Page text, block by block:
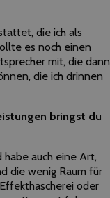
die ich als
es noch einen
mit, die dann
die ich drinnen
bringst du
auch eine Art,
die wenig Raum für
oder